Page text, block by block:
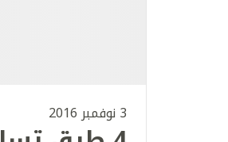
3 نوفمبر 2016